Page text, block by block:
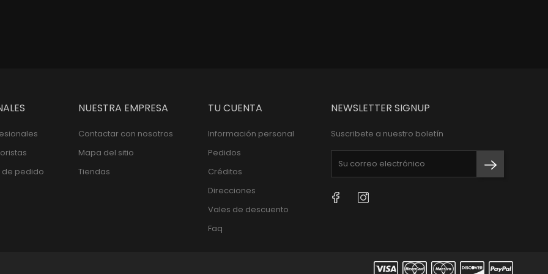
de pedido
NUESTRA EMPRESA
Contactar con nosotros
Mapa del sitio
Tiendas
TU CUENTA
Información personal
Pedidos
Créditos
Direcciones
Vales de descuento
Faq
NEWSLETTER SIGNUP
Suscribete a nuestro boletín
FacebookInstagram